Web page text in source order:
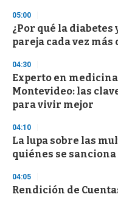
d
s
o
f
3
s
e
c
o
d
s
05:00
¿Por qué la
pareja cada vez más
04:30
Experto en
Montevideo: las
para vivir mejor
04:10
La lupa sobre las
quiénes se sanciona
04:05
Rendición de